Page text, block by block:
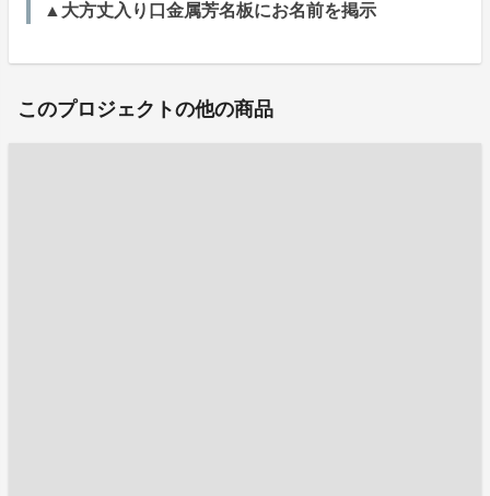
▲大方丈入り口金属芳名板にお名前を掲示
このプロジェクトの他の商品